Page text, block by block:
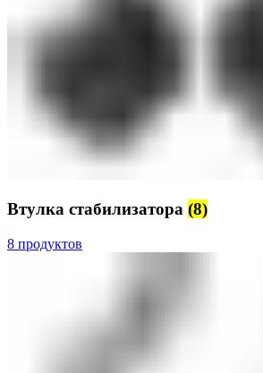
Втулка стабилизатора (8)
8 продуктов